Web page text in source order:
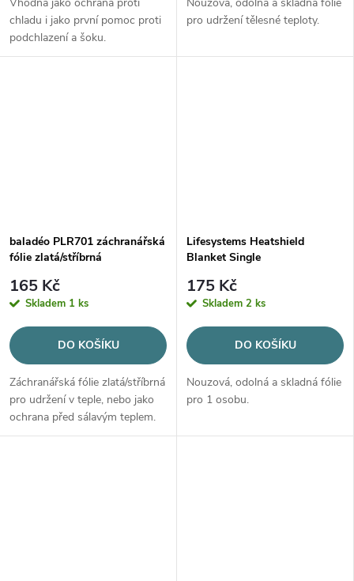
chladu i jako první pomoc proti
podchlazení a šoku.
pro udržení tělesné teploty.
baladéo PLR701 záchranářská
fólie zlatá/stříbrná
165 Kč
Skladem 1 ks
DO KOŠÍKU
Záchranářská fólie zlatá/stříbrná
pro udržení v teple, nebo jako
ochrana před sálavým teplem.
Lifesystems Heatshield
Blanket Single
175 Kč
Skladem 2 ks
DO KOŠÍKU
Nouzová, odolná a skladná fólie
pro 1 osobu.